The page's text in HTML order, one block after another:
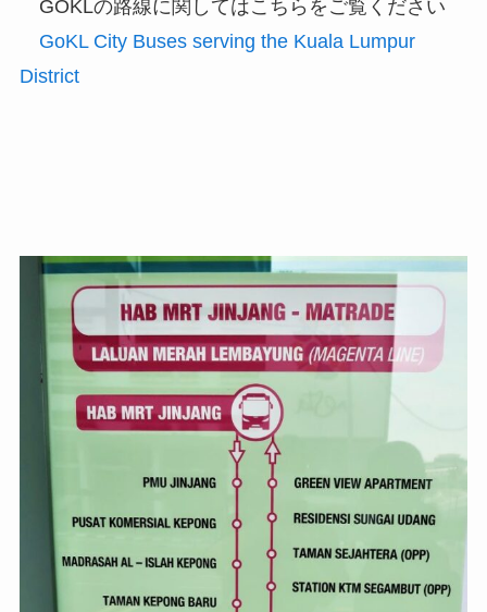
GOKLの路線に関してはこちらをご覧ください
GoKL City Buses serving the Kuala Lumpur
District